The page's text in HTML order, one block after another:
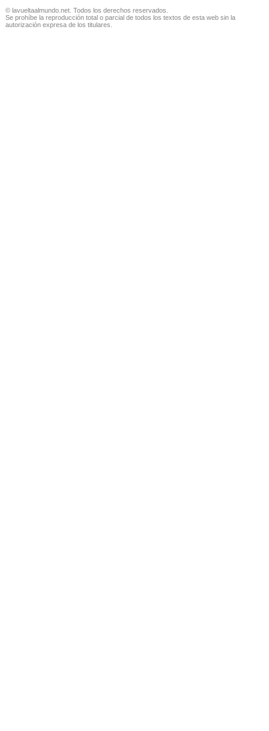
© lavueltaalmundo.net. Todos los derechos reservados.
Se prohíbe la reproducción total o parcial de todos los textos de esta web sin la
autorización expresa de los titulares.